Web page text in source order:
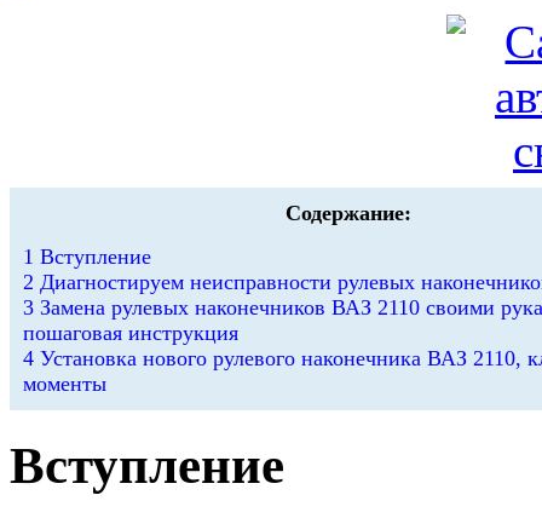
Содержание:
1 Вступление
2 Диагностируем неисправности рулевых
3 Замена рулевых наконечников ВАЗ 2110 своими
пошаговая инструкция
4 Установка нового рулевого наконечника ВАЗ 2110,
моменты
Вступление